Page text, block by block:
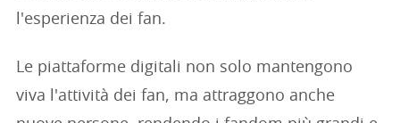
l'esperienza dei fan.
Le piattaforme digitali non solo mantengono
viva l'attività dei fan, ma attraggono anche